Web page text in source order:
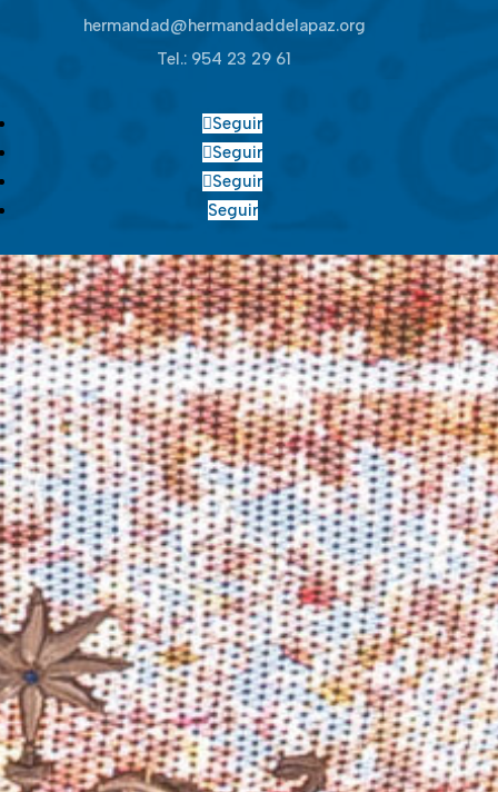
hermandad@hermandaddelapaz.org
Tel.: 954 23 29 61
Seguir
Seguir
Seguir
Seguir